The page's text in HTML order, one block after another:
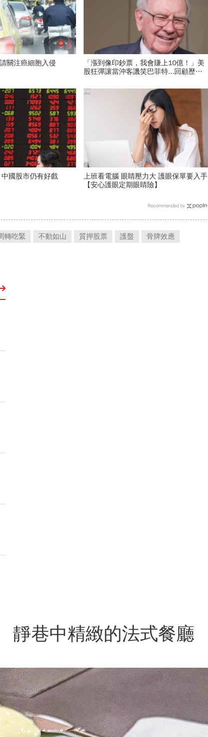
關注癌細胞入侵
「漲到像印鈔票，我會賺上10億！」美
股狂彈讓當沖客譏笑巴菲特...回顧歷
國股市仍有好戲
上班看電腦 眼睛壓力大 護眼保單要入手
【安心護眼定期眼睛險】
PR
Recommended by
轉吃緊 不動如山 質押股票 護盤
骨牌效應
靜巷中精緻的法式餐廳